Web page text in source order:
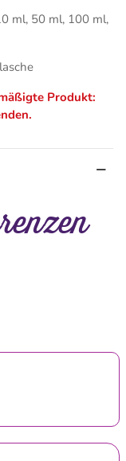
ml, 50 ml, 100 ml,
Produkt: